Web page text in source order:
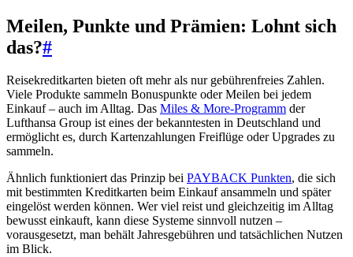
Meilen, Punkte und Prämien: Lohnt sich
das?#
Reisekreditkarten bieten oft mehr als nur gebührenfreies Zahlen.
Viele Produkte sammeln Bonuspunkte oder Meilen bei jedem
Einkauf – auch im Alltag. Das Miles & More-Programm der
Lufthansa Group ist eines der bekanntesten in Deutschland und
ermöglicht es, durch Kartenzahlungen Freiflüge oder Upgrades zu
sammeln.
Ähnlich funktioniert das Prinzip bei PAYBACK Punkten, die sich
mit bestimmten Kreditkarten beim Einkauf ansammeln und später
eingelöst werden können. Wer viel reist und gleichzeitig im Alltag
bewusst einkauft, kann diese Systeme sinnvoll nutzen –
vorausgesetzt, man behält Jahresgebühren und tatsächlichen Nutzen
im Blick.